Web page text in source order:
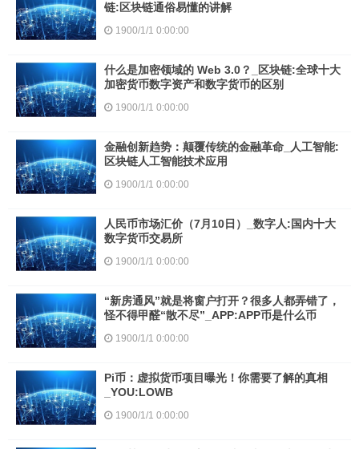
链:区块链通俗易懂的讲解
1900/1/1 0:00:00
什么是加密领域的 Web 3.0？_区块链:全球十大
加密货币数字资产和数字货币的区别
1900/1/1 0:00:00
金融创新趋势：颠覆传统的金融革命_人工智能:
区块链人工智能技术应用
1900/1/1 0:00:00
人民币市场汇价（7月10日）_数字人:国内十大
数字货币交易所
1900/1/1 0:00:00
“新房通风”就是将窗户打开？很多人都弄错了，
怪不得甲醛“散不尽”_APP:APP币是什么币
1900/1/1 0:00:00
Pi币：虚拟货币项目曝光！你需要了解的真相
_YOU:LOWB
1900/1/1 0:00:00